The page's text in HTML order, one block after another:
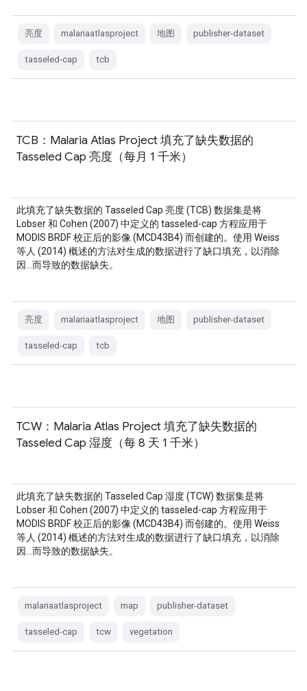
亮度 malariaatlasproject 地图 publisher-dataset
tasseled-cap tcb
TCB：Malaria Atlas Project 填充了缺失数据的
Tasseled Cap 亮度（每月 1 千米）
此填充了缺失数据的 Tasseled Cap 亮度 (TCB) 数据集是将
Lobser 和 Cohen (2007) 中定义的 tasseled-cap 方程应用于
MODIS BRDF 校正后的影像 (MCD43B4) 而创建的。使用 Weiss
等人 (2014) 概述的方法对生成的数据进行了缺口填充，以消除
因…而导致的数据缺失。
亮度 malariaatlasproject 地图 publisher-dataset
tasseled-cap tcb
TCW：Malaria Atlas Project 填充了缺失数据的
Tasseled Cap 湿度（每 8 天 1 千米）
此填充了缺失数据的 Tasseled Cap 湿度 (TCW) 数据集是将
Lobser 和 Cohen (2007) 中定义的 tasseled-cap 方程应用于
MODIS BRDF 校正后的影像 (MCD43B4) 而创建的。使用 Weiss
等人 (2014) 概述的方法对生成的数据进行了缺口填充，以消除
因…而导致的数据缺失。
malariaatlasproject map publisher-dataset
tasseled-cap tcw vegetation